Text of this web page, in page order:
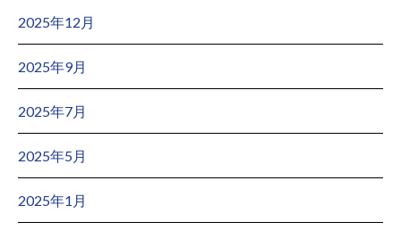
2025年12月
2025年9月
2025年7月
2025年5月
2025年1月